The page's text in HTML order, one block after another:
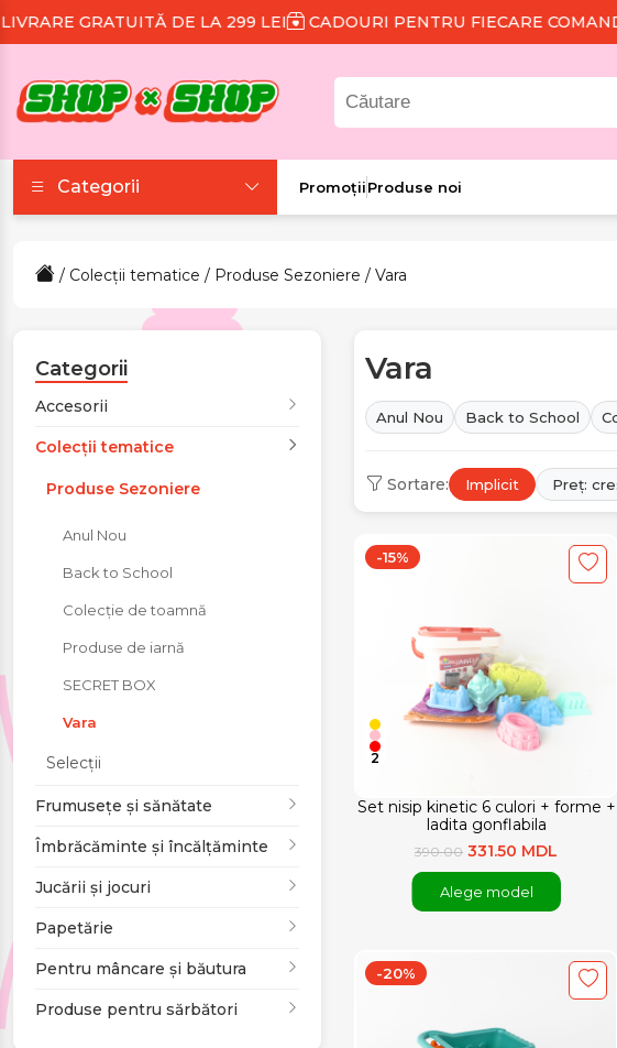
DE LA 299 LEI CADOURI PENTRU FIECARE COMANDĂ REDUCERE
Categorii
Colecții tematice
Frumusețe și sănătate
încălțăminte
Papetărie
Pentru mâncare și
Produse pentru
sărbători
PromoțiiProduse noi
/ Colecții tematice / Produse Sezoniere / Vara
Categorii
Accesorii
Colecții tematice
Produse Sezoniere
Anul Nou
Back to School
Colecție de toamnă
Produse de iarnă
SECRET BOX
Vara
Selecții
Frumusețe și sănătate
Îmbrăcăminte și încălțăminte
Jucării și jocuri
Papetărie
Pentru mâncare și băutura
Produse pentru sărbători
Vara
Anul Nou Back to School
Sortare: Implicit Preț:
Set nisip kinetic 6 culori + forme +
ladita gonflabila
-15%
2
390.00 331.50 MDL
Alege model
-20%